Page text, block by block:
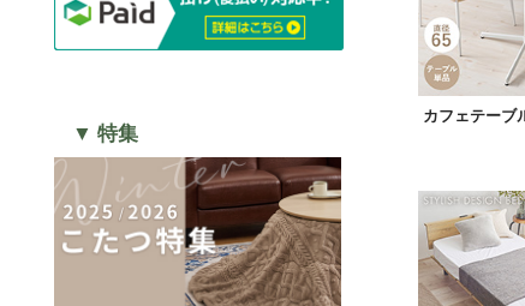
カフェテー
▼ 特集